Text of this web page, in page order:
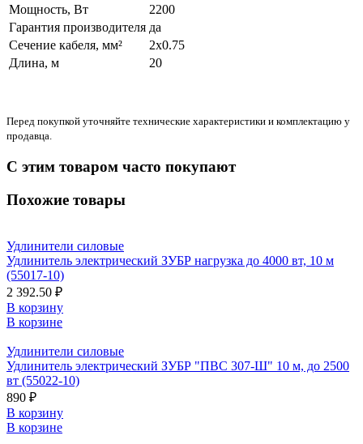
Мощность, Вт
2200
Гарантия производителя да
Сечение кабеля, мм²
2х0.75
Длина, м
20
Перед покупкой уточняйте технические характеристики и комплектацию у
продавца.
С этим товаром часто покупают
Похожие товары
Удлинители силовые
Удлинитель электрический ЗУБР нагрузка до 4000 вт, 10 м
(55017-10)
2 392.50 ₽
В корзину
В корзине
Удлинители силовые
Удлинитель электрический ЗУБР "ПВС 307-Ш" 10 м, до 2500
вт (55022-10)
890 ₽
В корзину
В корзине